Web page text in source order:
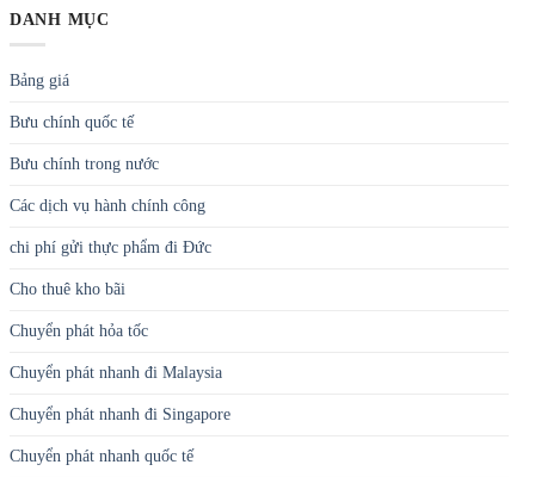
DANH MỤC
Bảng giá
Bưu chính quốc tế
Bưu chính trong nước
Các dịch vụ hành chính công
chi phí gửi thực phẩm đi Đức
Cho thuê kho bãi
Chuyển phát hỏa tốc
Chuyển phát nhanh đi Malaysia
Chuyển phát nhanh đi Singapore
Chuyển phát nhanh quốc tế